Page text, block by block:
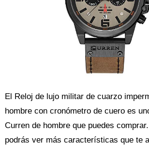
El Reloj de lujo militar de cuarzo
hombre con cronómetro de cuero es
Curren de hombre que puedes
podrás ver más características que te